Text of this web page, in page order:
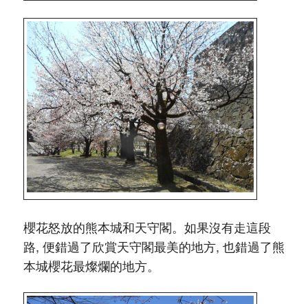
櫻花怒放的熊本城和天守閣。如果沒有走這段
路, 便錯過了欣賞天守閣最美的地方, 也錯過了熊
本城櫻花最燦爛的地方。